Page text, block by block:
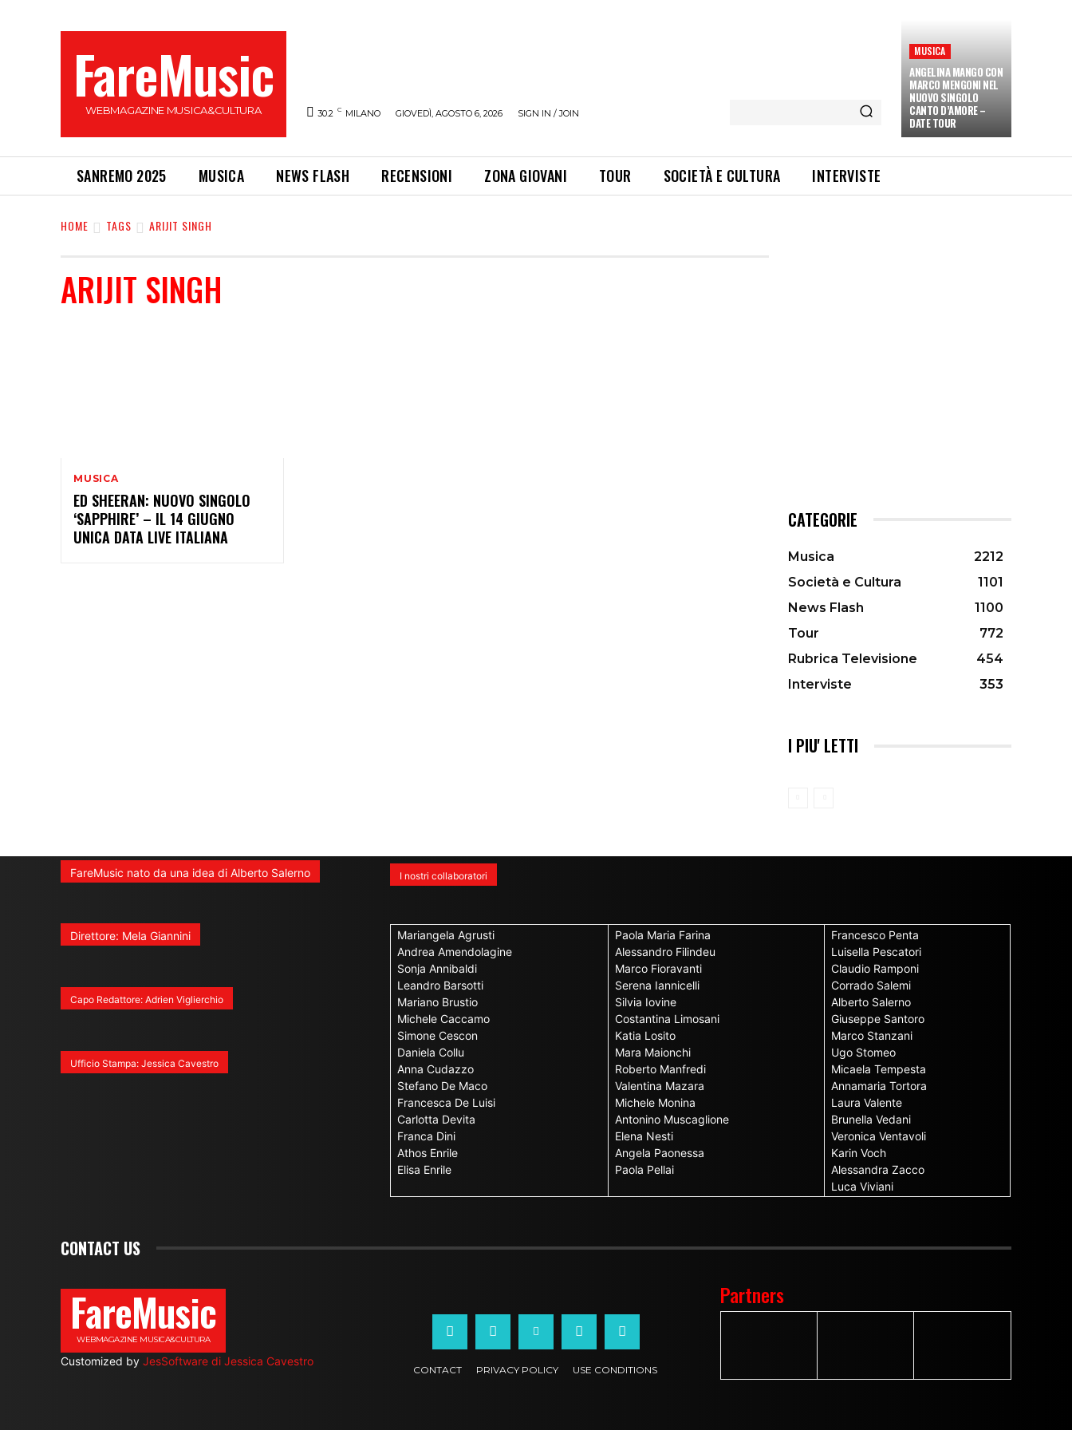
FareMusic
WEBMAGAZINE MUSICA&CULTURA 30.2 C MILANO GIOVEDÌ, AGOSTO 6, 2026 SIGN IN / JOIN
MUSICA
ANGELINA MANGO CON
MARCO MENGONI NEL
NUOVO SINGOLO
CANTO D’AMORE –
DATE TOUR
SANREMO 2025 MUSICA NEWS FLASH RECENSIONI ZONA GIOVANI TOUR SOCIETÀ E CULTURA INTERVISTE
HOME TAGS ARIJIT SINGH
ARIJIT SINGH
MUSICA
ED SHEERAN: NUOVO SINGOLO
‘SAPPHIRE’ – IL 14 GIUGNO
UNICA DATA LIVE ITALIANA
CATEGORIE
Musica
2212
Società e Cultura
1101
News Flash
1100
Tour
772
Rubrica Televisione
454
Interviste
353
I PIU' LETTI
FareMusic nato da una idea di Alberto Salerno
Direttore: Mela Giannini
Capo Redattore: Adrien Viglierchio
Ufficio Stampa: Jessica Cavestro
I nostri collaboratori
Mariangela Agrusti
Andrea Amendolagine
Sonja Annibaldi
Leandro Barsotti
Mariano Brustio
Michele Caccamo
Simone Cescon
Daniela Collu
Anna Cudazzo
Stefano De Maco
Francesca De Luisi
Carlotta Devita
Franca Dini
Athos Enrile
Elisa Enrile
Paola Maria Farina
Alessandro Filindeu
Marco Fioravanti
Serena Iannicelli
Silvia Iovine
Costantina Limosani
Katia Losito
Mara Maionchi
Roberto Manfredi
Valentina Mazara
Michele Monina
Antonino Muscaglione
Elena Nesti
Angela Paonessa
Paola Pellai
Francesco Penta
Luisella Pescatori
Claudio Ramponi
Corrado Salemi
Alberto Salerno
Giuseppe Santoro
Marco Stanzani
Ugo Stomeo
Micaela Tempesta
Annamaria Tortora
Laura Valente
Brunella Vedani
Veronica Ventavoli
Karin Voch
Alessandra Zacco
Luca Viviani
CONTACT US
FareMusic
WEBMAGAZINE MUSICA&CULTURA
Customized by JesSoftware di Jessica Cavestro
CONTACT PRIVACY POLICY USE CONDITIONS
Partners